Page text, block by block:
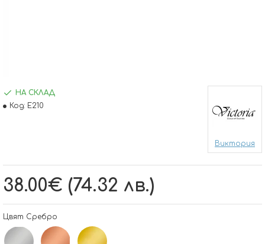
38.00€ (74.32 лв.)
НА СКЛАД
Код: E210
Виктория
Цвят Сребро